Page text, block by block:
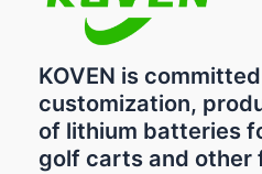
KOVEN is
customization,
of lithium batteries
golf carts and other